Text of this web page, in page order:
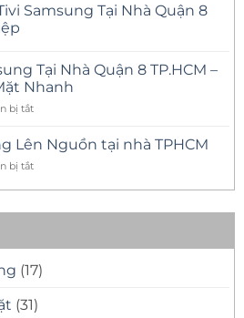
Samsung Tại Nhà Quận 8
Tại Nhà Quận 8 TP.HCM –
Nhanh
bị tắtở
Tivi
Samsung
Tại
8
–
Thợ
Giỏi,
Mặt
Lên Nguồn tại nhà TPHCM
bị tắtở
Không
nhà
(17)
(31)